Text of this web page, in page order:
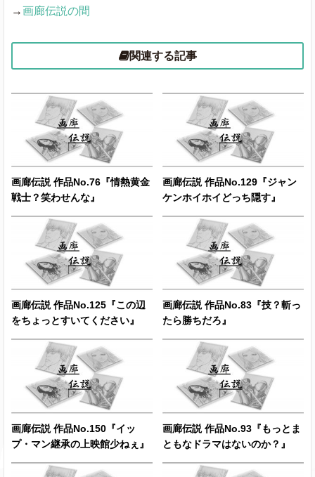
→画廊伝説の間
関連する記事
画廊伝説 作品No.76『情熱黄金
戦士？笑わせんな』
画廊伝説 作品No.129『ジャン
ケンホイホイどっち隠す』
画廊伝説 作品No.125『この辺
をちょっとすいてください』
画廊伝説 作品No.83『技？斬っ
たら勝ちだろ』
画廊伝説 作品No.150『イッ
プ・マン継承の上映館少ねぇ』
画廊伝説 作品No.93『もっとま
ともなドラマはないのか？』